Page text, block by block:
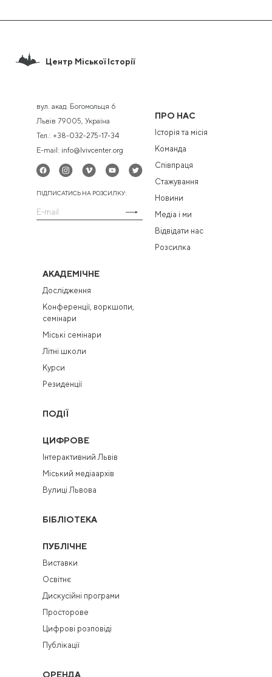
Центр Міської Історії
вул. акад. Богомольця 6
Львів 79005, Україна
Тел.: +38-032-275-17-34
E-mail: info@lvivcenter.org
ПІДПИСАТИСЬ НА РОЗСИЛКУ:
ПРО НАС
Історія та місія
Команда
Співпраця
Стажування
Новини
Медіа і ми
Відвідати нас
Розсилка
АКАДЕМІЧНЕ
Дослідження
Конференції, воркшопи,
семінари
Міські семінари
Літні школи
Курси
Резиденції
ПОДІЇ
ЦИФРОВЕ
Інтерактивний Львів
Міський медіаархів
Вулиці Львова
БІБЛІОТЕКА
ПУБЛІЧНЕ
Виставки
Освітнє
Дискусійні програми
Просторове
Цифрові розповіді
Публікації
ОРЕНДА